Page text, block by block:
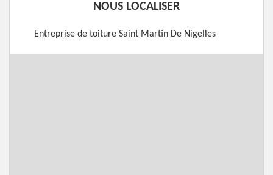
NOUS LOCALISER
Entreprise de toiture Saint Martin De Nigelles